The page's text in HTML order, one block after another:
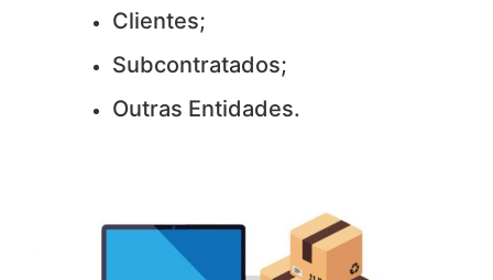
Clientes;
Subcontratados;
Outras Entidades.